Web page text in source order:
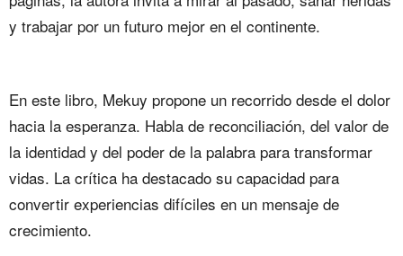
y trabajar por un futuro mejor en el continente.
En este libro, Mekuy propone un recorrido desde el dolor
hacia la esperanza. Habla de reconciliación, del valor de
la identidad y del poder de la palabra para transformar
vidas. La crítica ha destacado su capacidad para
convertir experiencias difíciles en un mensaje de
crecimiento.